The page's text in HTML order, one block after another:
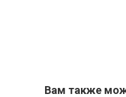
Вам также